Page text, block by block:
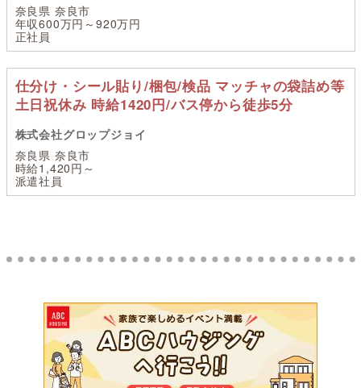
奈良県 奈良市
年収600万円～920万円
正社員
仕分け・シール貼り/梱包/検品 マッチャの袋詰め等
土日祝休み 時給1420円/バス停から徒歩5分
株式会社グロップジョイ
奈良県 奈良市
時給1,420円～
派遣社員